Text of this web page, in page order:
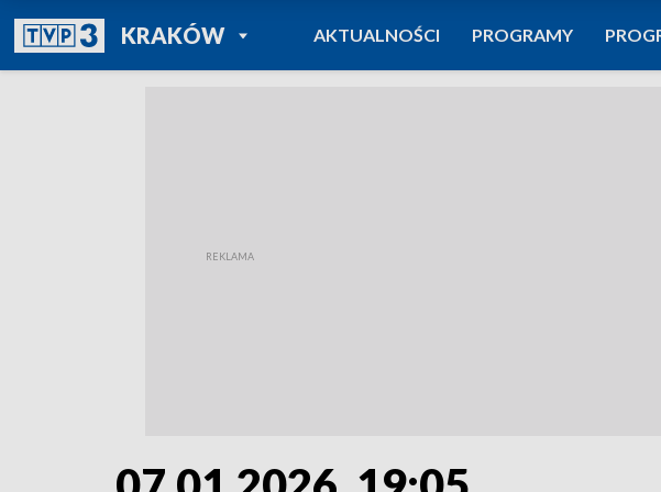
KRAKÓWPOWRÓT DO
TVP REGIONY
AKTUALNOŚCI PROGRAMY